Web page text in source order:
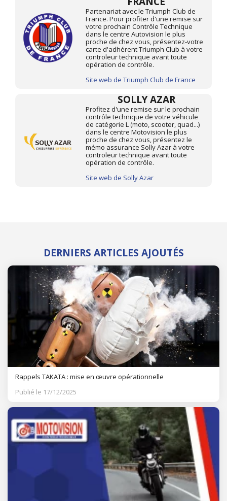
Partenariat avec le Triumph Club de
France. Pour profiter d'une remise sur
votre prochain Contrôle Technique
dans le centre Autovision le plus
proche de chez vous, présentez-votre
carte d'adhérent Triumph Club à votre
controleur technique avant toute
opération de contrôle.
Site web de Triumph Club de France
SOLLY AZAR
Profitez d'une remise sur le prochain
contrôle technique de votre véhicule
de catégorie L (moto, scooter, quad...)
dans le centre Motovision le plus
proche de chez vous, présentez le
mémo assurance Solly Azar à votre
controleur technique avant toute
opération de contrôle.
Site web de Solly Azar
DERNIERS ARTICLES AJOUTÉS
Rappels TAKATA : mise en œuvre opérationnelle
Publié le 17/12/2025